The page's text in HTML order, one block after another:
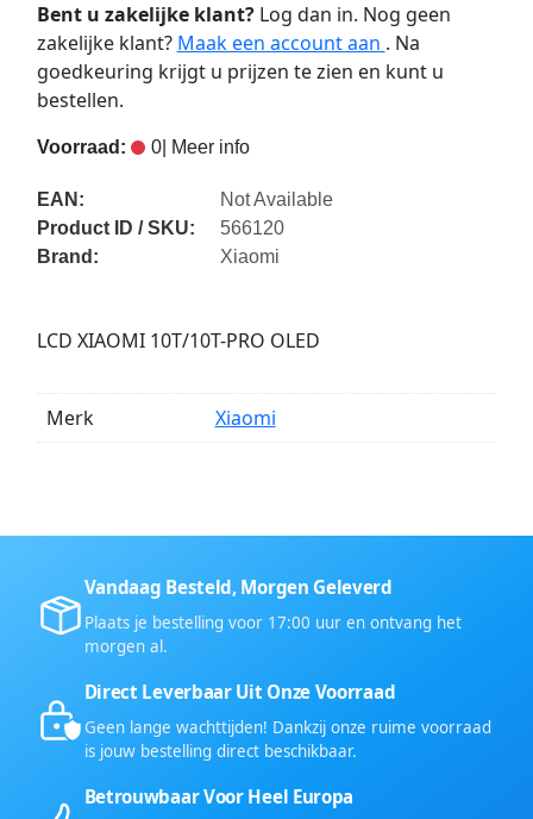
Bent u zakelijke klant?Log dan in. Nog geen
zakelijke klant? Maak een account aan . Na
goedkeuring krijgt u prijzen te zien en kunt u
bestellen.
Voorraad: 0| Meer info
EAN:
Not Available
Product ID / SKU:
566120
Brand:
Xiaomi
LCD XIAOMI 10T/10T-PRO OLED
Merk Xiaomi
Vandaag Besteld, Morgen Geleverd
Plaats je bestelling voor 17:00 uur en ontvang het
morgen al.
Direct Leverbaar Uit Onze Voorraad
Geen lange wachttijden! Dankzij onze ruime voorraad
is jouw bestelling direct beschikbaar.
Betrouwbaar Voor Heel Europa